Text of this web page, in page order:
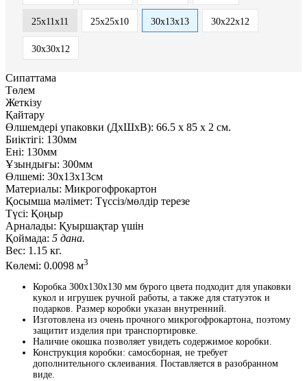
25х11х11 25х25х10 30x13x13 30х22х12
30х30х12
Сипаттама
Төлем
Жеткізу
Қайтару
Өлшемдері упаковки (ДxШxВ): 66.5 x 85 x 2 см.
Биіктігі: 130мм
Ені: 130мм
Ұзындығы: 300мм
Өлшемі: 30x13x13см
Материалы: Микрогофрокартон
Қосымша мәлімет: Түссіз/мөлдір терезе
Түсі: Қоңыр
Арналады: Қуыршақтар үшін
Қоймада: 5 дана.
Вес: 1.15 кг.
Көлемі: 0.0098 м3
Коробка 300х130х130 мм бурого цвета подходит для упаковки
кукол и игрушек ручной работы, а также для статуэток и
подарков. Размер коробки указан внутренний.
Изготовлена из очень прочного микрогофрокартона, поэтому
защитит изделия при транспортировке.
Наличие окошка позволяет увидеть содержимое коробки.
Конструкция коробки: самосборная, не требует
дополнительного склеивания. Поставляется в разобранном
виде.